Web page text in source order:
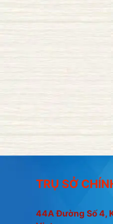
TRỤ SỞ
44A Đường Số 4,